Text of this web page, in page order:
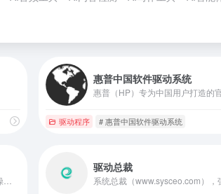
惠普中国软件驱动系统
驱动程序 # 惠普中国软件驱动系统
驱动总裁